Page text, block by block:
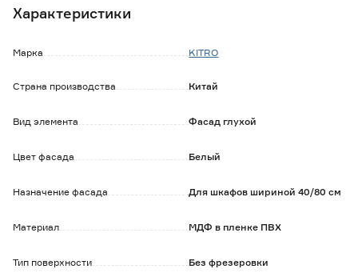
которое обеспечивает дополнительный защитный слой от
- наличие всех необходимых отверстий для монтажа
привлекая специалистов.
Обратите внимание:
чистящем средстве на мыльной основе, не содержащем
насухо.
отдельно.
отличаться от реального. Также цвет фасада может
Характеристики
Марка KITRO
Страна производства Китай
Вид элемента Фасад глухой
Цвет фасада Белый
Назначение фасада Для шкафов шириной 40/80 см
Материал МДФ в пленке ПВХ
Тип поверхности Без фрезеровки